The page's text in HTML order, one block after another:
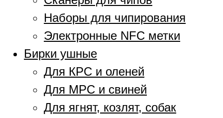
Наборы для чипирования
Электронные NFC метки
Бирки ушные
Для КРС и оленей
Для МРС и свиней
Для ягнят, козлят, собак